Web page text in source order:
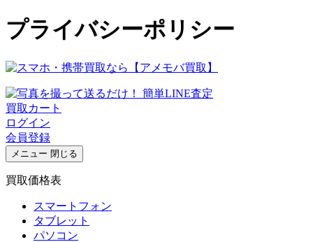
プライバシーポリシー
買取カート
ログイン
会員登録
メニュー 閉じる
買取価格表
スマートフォン
タブレット
パソコン